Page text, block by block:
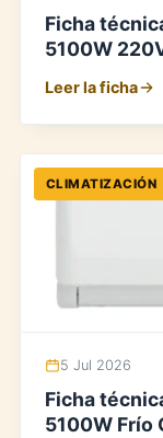
Ficha
5100W
Leer la ficha
CLIMATIZACIÓN
5 Jul 2026
Ficha
5100W Frío